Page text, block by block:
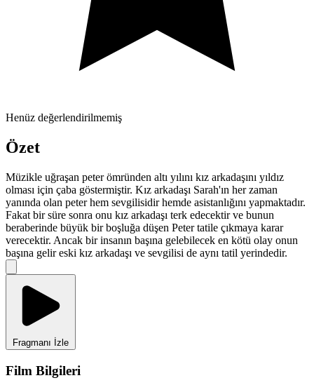
Henüz değerlendirilmemiş
Özet
Müzikle uğraşan peter ömründen altı yılını kız arkadaşını yıldız
olması için çaba göstermiştir. Kız arkadaşı Sarah'ın her zaman
yanında olan peter hem sevgilisidir hemde asistanlığını yapmaktadır.
Fakat bir süre sonra onu kız arkadaşı terk edecektir ve bunun
beraberinde büyük bir boşluğa düşen Peter tatile çıkmaya karar
verecektir. Ancak bir insanın başına gelebilecek en kötü olay onun
başına gelir eski kız arkadaşı ve sevgilisi de aynı tatil yerindedir.
Fragmanı İzle
Film Bilgileri